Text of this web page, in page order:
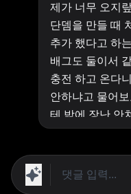
제가 너무 오지
단뎀을 만들 때
추가 했다고 하
배그도 둘이서
충전 하고 온다
안하냐고 물어
테 밖에 장난 안